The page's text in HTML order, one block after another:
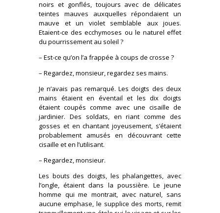
noirs et gonflés, toujours avec de délicates
teintes mauves auxquelles répondaient un
mauve et un violet semblable aux joues.
Etaient-ce des ecchymoses ou le naturel effet
du pourrissement au soleil ?
– Est-ce qu’on l’a frappée à coups de crosse ?
– Regardez, monsieur, regardez ses mains.
Je n’avais pas remarqué. Les doigts des deux
mains étaient en éventail et les dix doigts
étaient coupés comme avec une cisaille de
jardinier. Des soldats, en riant comme des
gosses et en chantant joyeusement, s’étaient
probablement amusés en découvrant cette
cisaille et en l’utilisant.
– Regardez, monsieur.
Les bouts des doigts, les phalangettes, avec
l’ongle, étaient dans la poussière. Le jeune
homme qui me montrait, avec naturel, sans
aucune emphase, le supplice des morts, remit